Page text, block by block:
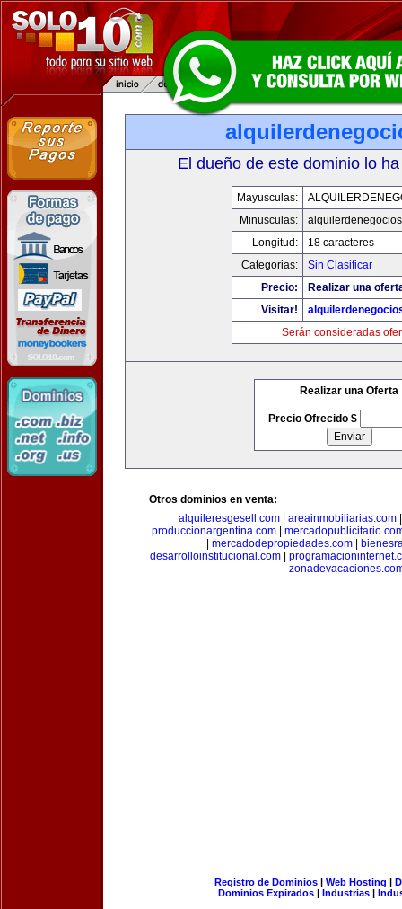
El dueño de este dominio lo
Mayusculas:
Minusculas:
Longitud:
18 caracteres
Categorias:
Sin Clasificar
Precio:
Realizar una
Visitar!
Serán consideradas
Realizar una Oferta
Precio Ofrecido $
Otros dominios en venta:
alquileresgesell.com
areainmobiliarias.com
produccionargentina.com|
mercadodepropiedades.com
desarrolloinstitucional.com
Registro de Dominios| Web Hosting |
Dominios Expirados | Industrias |